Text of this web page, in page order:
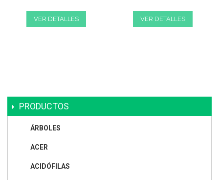
VER DETALLES VER DETALLES
PRODUCTOS
ÁRBOLES
ACER
ACIDÓFILAS